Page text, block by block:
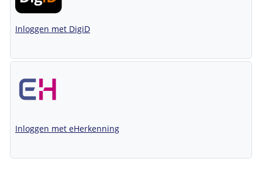
Inloggen met DigiD
Inloggen met eHerkenning